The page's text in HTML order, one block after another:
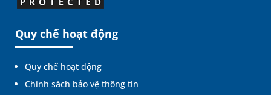
Quy chế hoạt động
Quy chế hoạt động
Chính sách bảo vệ thông tin